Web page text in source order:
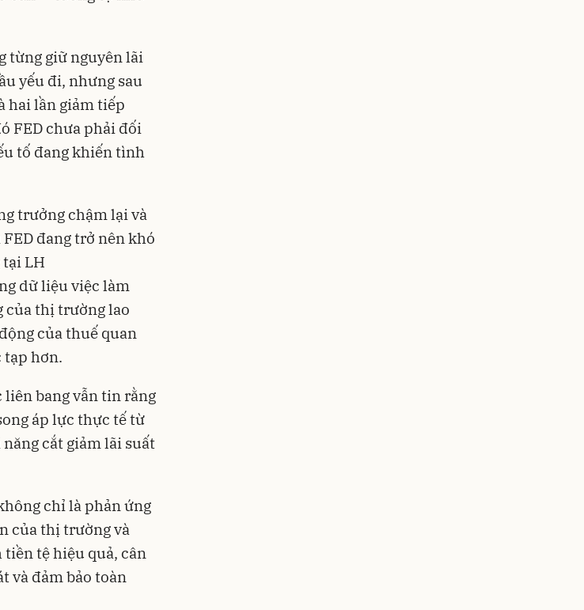
từng giữ nguyên lãi
yếu đi, nhưng sau
hai lần giảm tiếp
FED chưa phải đối
tố đang khiến tình
trưởng chậm lại và
đang trở nên khó
tại LH
dữ liệu việc làm
của thị trường lao
của thuế quan
tạp hơn.
bang vẫn tin rằng
áp lực thực tế từ
cắt giảm lãi suất
chỉ là phản ứng
của thị trường và
tệ hiệu quả, cân
và đảm bảo toàn